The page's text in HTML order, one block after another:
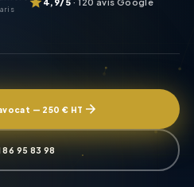
— 250 € HT
86 95 83 98